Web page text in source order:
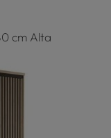
cm Alta